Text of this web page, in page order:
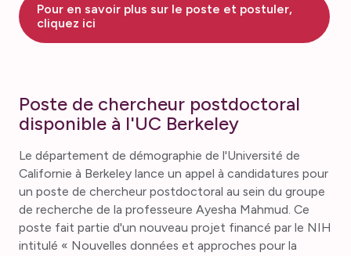
Pour en savoir plus sur le poste et postuler,
cliquez ici
Poste de chercheur postdoctoral
disponible à l'UC Berkeley
Le département de démographie de l'Université de
Californie à Berkeley lance un appel à candidatures pour
un poste de chercheur postdoctoral au sein du groupe
de recherche de la professeure Ayesha Mahmud. Ce
poste fait partie d'un nouveau projet financé par le NIH
intitulé « Nouvelles données et approches pour la